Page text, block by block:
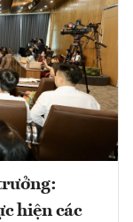
hiện các